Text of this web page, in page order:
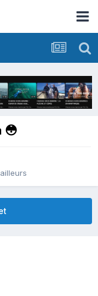
😳